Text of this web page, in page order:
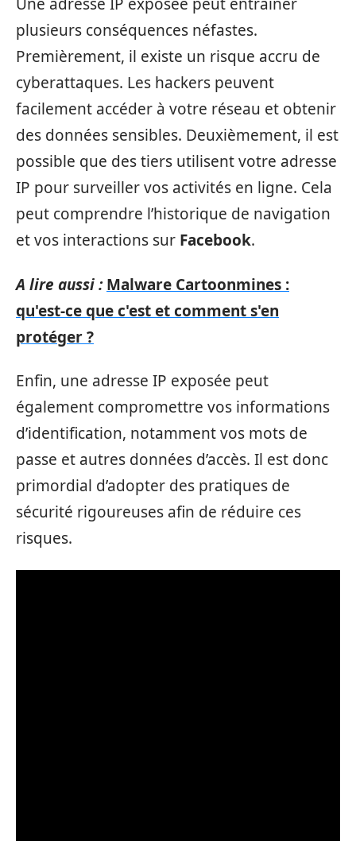
plusieurs conséquences néfastes.
Premièrement, il existe un risque accru de
cyberattaques. Les hackers peuvent
facilement accéder à votre réseau et obtenir
des données sensibles. Deuxièmement, il est
possible que des tiers utilisent votre adresse
IP pour surveiller vos activités en ligne. Cela
peut comprendre l’historique de navigation
et vos interactions sur Facebook.
A lire aussi : Malware Cartoonmines :
qu'est-ce que c'est et comment s'en
protéger ?
Enfin, une adresse IP exposée peut
également compromettre vos informations
d’identification, notamment vos mots de
passe et autres données d’accès. Il est donc
primordial d’adopter des pratiques de
sécurité rigoureuses afin de réduire ces
risques.